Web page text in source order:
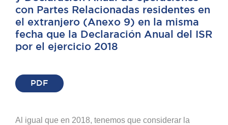
con Partes Relacionadas residentes en
el extranjero (Anexo 9) en la misma
fecha que la Declaración Anual del ISR
por el ejercicio 2018
PDF
Al igual que en 2018, tenemos que considerar la